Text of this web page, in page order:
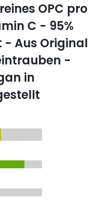
OPC pro
C - 95%
- Aus Original
-
in